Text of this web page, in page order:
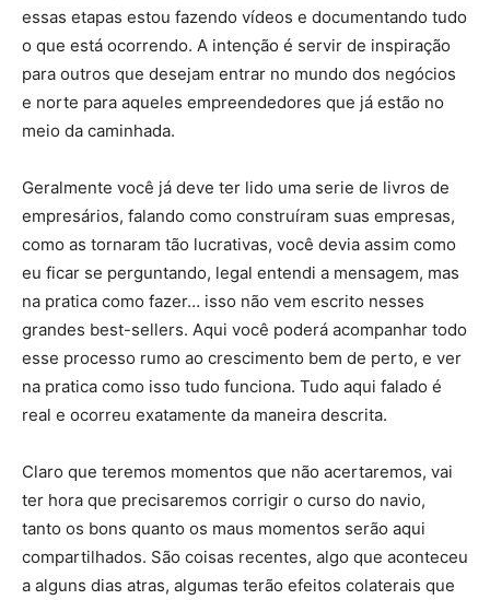
essas etapas estou fazendo vídeos e documentando tudo
o que está ocorrendo. A intenção é servir de inspiração
para outros que desejam entrar no mundo dos negócios
e norte para aqueles empreendedores que já estão no
meio da caminhada.
Geralmente você já deve ter lido uma serie de livros de
empresários, falando como construíram suas empresas,
como as tornaram tão lucrativas, você devia assim como
eu ficar se perguntando, legal entendi a mensagem, mas
na pratica como fazer… isso não vem escrito nesses
grandes best-sellers. Aqui você poderá acompanhar todo
esse processo rumo ao crescimento bem de perto, e ver
na pratica como isso tudo funciona. Tudo aqui falado é
real e ocorreu exatamente da maneira descrita.
Claro que teremos momentos que não acertaremos, vai
ter hora que precisaremos corrigir o curso do navio,
tanto os bons quanto os maus momentos serão aqui
compartilhados. São coisas recentes, algo que aconteceu
a alguns dias atras, algumas terão efeitos colaterais que